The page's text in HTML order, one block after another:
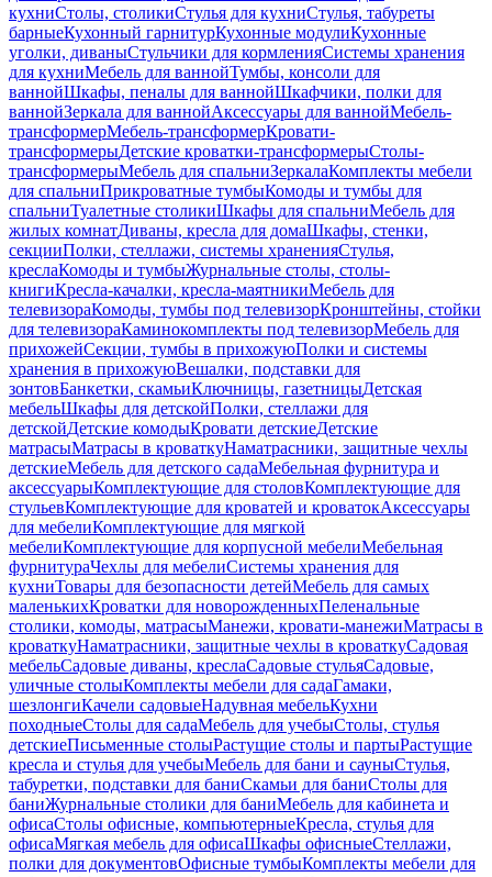
кухниСтолы, столикиСтулья для кухниСтулья, табуреты
барныеКухонный гарнитурКухонные модулиКухонные
уголки, диваныСтульчики для кормленияСистемы хранения
для кухниМебель для ваннойТумбы, консоли для
ваннойШкафы, пеналы для ваннойШкафчики, полки для
ваннойЗеркала для ваннойАксессуары для ваннойМебель-
трансформерМебель-трансформерКровати-
трансформерыДетские кроватки-трансформерыСтолы-
трансформерыМебель для спальниЗеркалаКомплекты мебели
для спальниПрикроватные тумбыКомоды и тумбы для
спальниТуалетные столикиШкафы для спальниМебель для
жилых комнатДиваны, кресла для домаШкафы, стенки,
секцииПолки, стеллажи, системы храненияСтулья,
креслаКомоды и тумбыЖурнальные столы, столы-
книгиКресла-качалки, кресла-маятникиМебель для
телевизораКомоды, тумбы под телевизорКронштейны, стойки
для телевизораКаминокомплекты под телевизорМебель для
прихожейСекции, тумбы в прихожуюПолки и системы
хранения в прихожуюВешалки, подставки для
зонтовБанкетки, скамьиКлючницы, газетницыДетская
мебельШкафы для детскойПолки, стеллажи для
детскойДетские комодыКровати детскиеДетские
матрасыМатрасы в кроваткуНаматрасники, защитные чехлы
детскиеМебель для детского садаМебельная фурнитура и
аксессуарыКомплектующие для столовКомплектующие для
стульевКомплектующие для кроватей и кроватокАксессуары
для мебелиКомплектующие для мягкой
мебелиКомплектующие для корпусной мебелиМебельная
фурнитураЧехлы для мебелиСистемы хранения для
кухниТовары для безопасности детейМебель для самых
маленькихКроватки для новорожденныхПеленальные
столики, комоды, матрасыМанежи, кровати-манежиМатрасы в
кроваткуНаматрасники, защитные чехлы в кроваткуСадовая
мебельСадовые диваны, креслаСадовые стульяСадовые,
уличные столыКомплекты мебели для садаГамаки,
шезлонгиКачели садовыеНадувная мебельКухни
походныеСтолы для садаМебель для учебыСтолы, стулья
детскиеПисьменные столыРастущие столы и партыРастущие
кресла и стулья для учебыМебель для бани и сауныСтулья,
табуретки, подставки для баниСкамьи для баниСтолы для
баниЖурнальные столики для баниМебель для кабинета и
офисаСтолы офисные, компьютерныеКресла, стулья для
офисаМягкая мебель для офисаШкафы офисныеСтеллажи,
полки для документовОфисные тумбыКомплекты мебели для